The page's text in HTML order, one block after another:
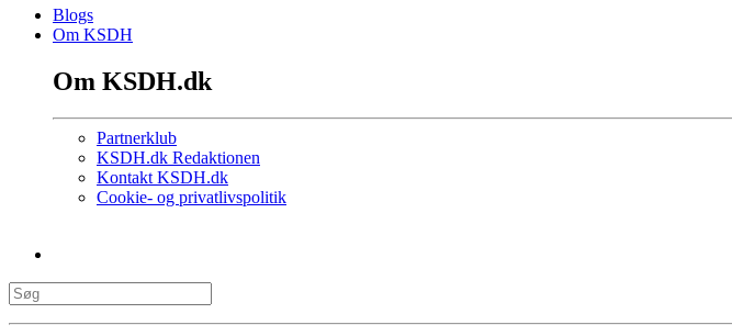
Blogs
Om KSDH
Om KSDH.dk
Partnerklub
KSDH.dk Redaktionen
Kontakt KSDH.dk
Cookie- og privatlivspolitik